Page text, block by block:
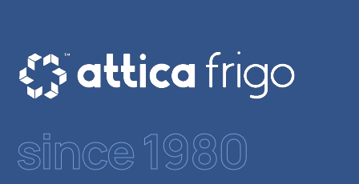
since 1980